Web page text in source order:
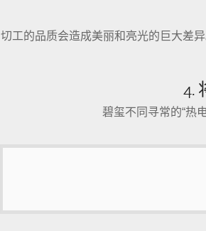
切工的品质会造成美丽和亮光的巨大差
4.
碧玺不同寻常的“热